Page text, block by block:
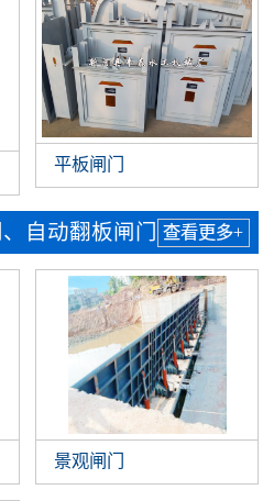
平板闸门
自动翻板闸门 查看更多+
景观闸门